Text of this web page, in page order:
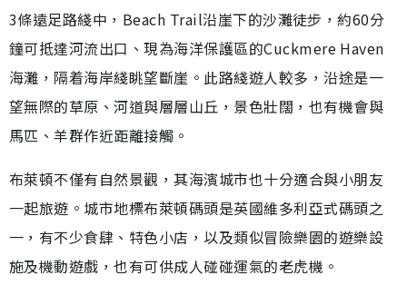
3條遠足路綫中，Beach Trail沿崖下的沙灘徒步，約60分
鐘可抵達河流出口、現為海洋保護區的Cuckmere Haven
海灘，隔着海岸綫眺望斷崖。此路綫遊人較多，沿途是一
望無際的草原、河道與層層山丘，景色壯闊，也有機會與
馬匹、羊群作近距離接觸。
布萊頓不僅有自然景觀，其海濱城市也十分適合與小朋友
一起旅遊。城市地標布萊頓碼頭是英國維多利亞式碼頭之
一，有不少食肆、特色小店，以及類似冒險樂園的遊樂設
施及機動遊戲，也有可供成人碰碰運氣的老虎機。